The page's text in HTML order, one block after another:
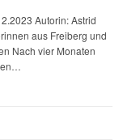
Autorin: Astrid
aus Freiberg und
Nach vier Monaten